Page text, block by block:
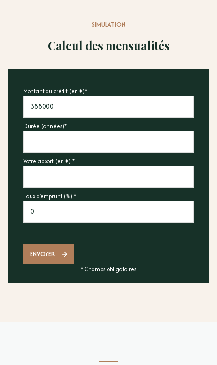
SIMULATION
Calcul des mensualités
Montant du crédit (en €)*
Durée (années)*
Votre apport (en €) *
Taux d'emprunt (%) *
ENVOYER
* Champs obligatoires